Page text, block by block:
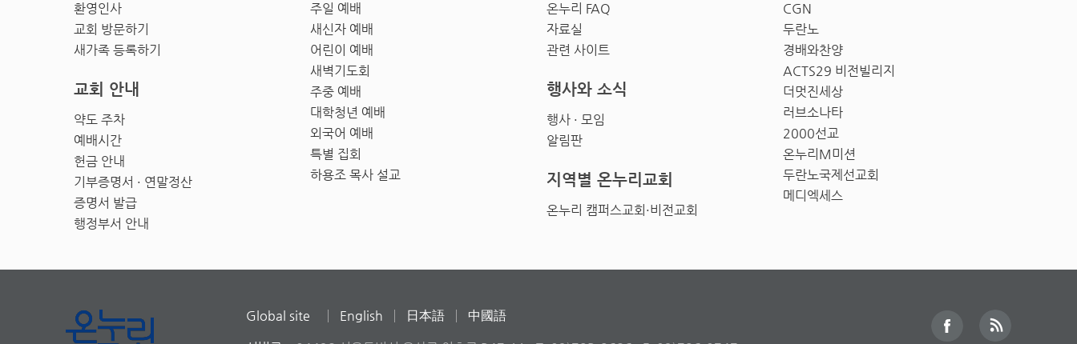
환영인사
교회 방문하기
새가족 등록하기
주일 예배
새신자 예배
어린이 예배
새벽기도회
주중 예배
대학청년 예배
외국어 예배
특별 집회
하용조 목사 설교
온누리 FAQ
자료실
관련 사이트
CGN
두란노
경배와찬양
ACTS29 비전빌리지
더멋진세상
러브소나타
2000선교
온누리M미션
두란노국제선교회
메디엑세스
교회 안내
약도 주차
예배시간
헌금 안내
기부증명서 · 연말정산
증명서 발급
행정부서 안내
행사와 소식
행사 · 모임
알림판
지역별 온누리교회
온누리 캠퍼스교회·비전교회
Global site English 日本語 中國語